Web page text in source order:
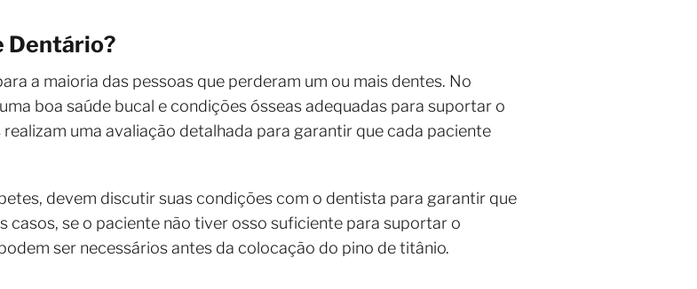
Dentário?
a maioria das pessoas que perderam um ou mais dentes. No
boa saúde bucal e condições ósseas adequadas para suportar o
uma avaliação detalhada para garantir que cada paciente
devem discutir suas condições com o dentista para garantir que
casos, se o paciente não tiver osso suficiente para suportar o
ser necessários antes da colocação do pino de titânio.